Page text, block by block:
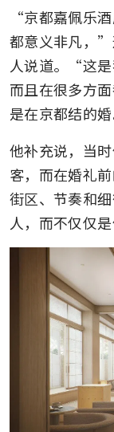
“京都嘉佩乐
都意义非凡，
人说道。“这是
而且在很多方
是在京都结的
他补充说，当
客，而在婚礼
街区、节奏和
人，而不仅仅